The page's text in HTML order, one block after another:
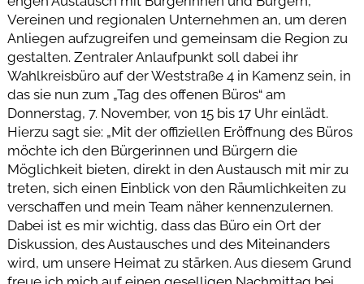
Vereinen und regionalen Unternehmen an, um deren
Anliegen aufzugreifen und gemeinsam die Region zu
gestalten. Zentraler Anlaufpunkt soll dabei ihr
Wahlkreisbüro auf der Weststraße 4 in Kamenz sein, in
das sie nun zum „Tag des offenen Büros“ am
Donnerstag, 7. November, von 15 bis 17 Uhr einlädt.
Hierzu sagt sie: „Mit der offiziellen Eröffnung des Büros
möchte ich den Bürgerinnen und Bürgern die
Möglichkeit bieten, direkt in den Austausch mit mir zu
treten, sich einen Einblick von den Räumlichkeiten zu
verschaffen und mein Team näher kennenzulernen.
Dabei ist es mir wichtig, dass das Büro ein Ort der
Diskussion, des Austausches und des Miteinanders
wird, um unsere Heimat zu stärken. Aus diesem Grund